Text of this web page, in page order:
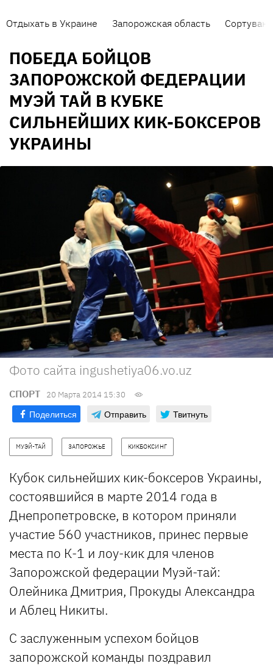
Отдыхать в Украине Запорожская область
ПОБЕДА БОЙЦОВ
ЗАПОРОЖСКОЙ ФЕДЕРАЦИИ
МУЭЙ ТАЙ В КУБКЕ
СИЛЬНЕЙШИХ КИК-БОКСЕРОВ
УКРАИНЫ
Фото сайта ingushetiya06.vo.uz
СПОРТ 20 Марта 2014 15:30
Поделиться Отправить Твитнуть
МУЭЙ-ТАЙ ЗАПОРОЖЬЕ КИКБОКСИНГ
Кубок сильнейших кик-боксеров Украины,
состоявшийся в марте 2014 года в
Днепропетровске, в котором приняли
участие 560 участников, принес первые
места по К-1 и лоу-кик для членов
Запорожской федерации Муэй-тай:
Олейника Дмитрия, Прокуды Александра
и Аблец Никиты.
С заслуженным успехом бойцов
запорожской команды поздравил